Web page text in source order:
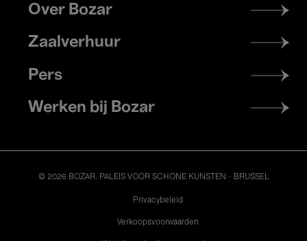
Footer
menu
Over Bozar
Zaalverhuur
Pers
Werken bij Bozar
© 2026 BOZAR. PALEIS VOOR SCHONE KUNSTEN - BRUSSEL
Privacybeleid
Verkoopsvoorwaarden